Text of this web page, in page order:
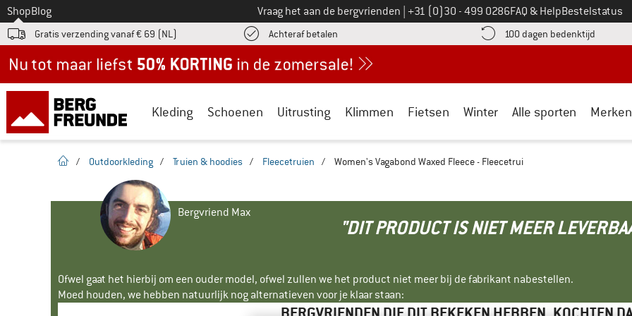
Naar
ShopBlog Vraag het aan de bergvrienden Bel ons op
+31 (0)30 - 499 0286FAQ & HelpBestelstatus
Gratis verzending vanaf € 69 (NL) Achteraf betalen vind de betalingsinformatie hier! Opent in een infovak
100 dagen bedenktijd Vind
Kleding Schoenen Uitrusting Klimmen Fietsen Winter Alle sporten Merken
Startpagina
/ Outdoorkleding / Truien & hoodies / Fleecetruien / Women's Vagabond Waxed Fleece - Fleecetrui
Bergvriend Max
"DIT PRODUCT IS NIET MEER
Ofwel gaat het hierbij om een ouder model, ofwel zullen we het product niet meer bij de fabrikant nabestellen.
Moed houden, we hebben natuurlijk nog alternatieven voor je klaar staan: